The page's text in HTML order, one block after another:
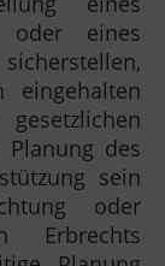
oder eines
eingehalten
des
sein
oder
Erbrechts